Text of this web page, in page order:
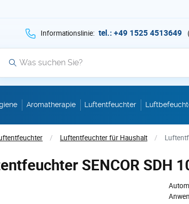
Informationslinie: tel.: +49 1525 4513649
Aromatherapie Luftentfeuchter
/ Luftentfeuchter für Haushalt /
SENCOR SDH